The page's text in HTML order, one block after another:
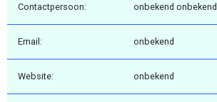
Contactpersoon: onbekend onbekend
Email: onbekend
Website: onbekend